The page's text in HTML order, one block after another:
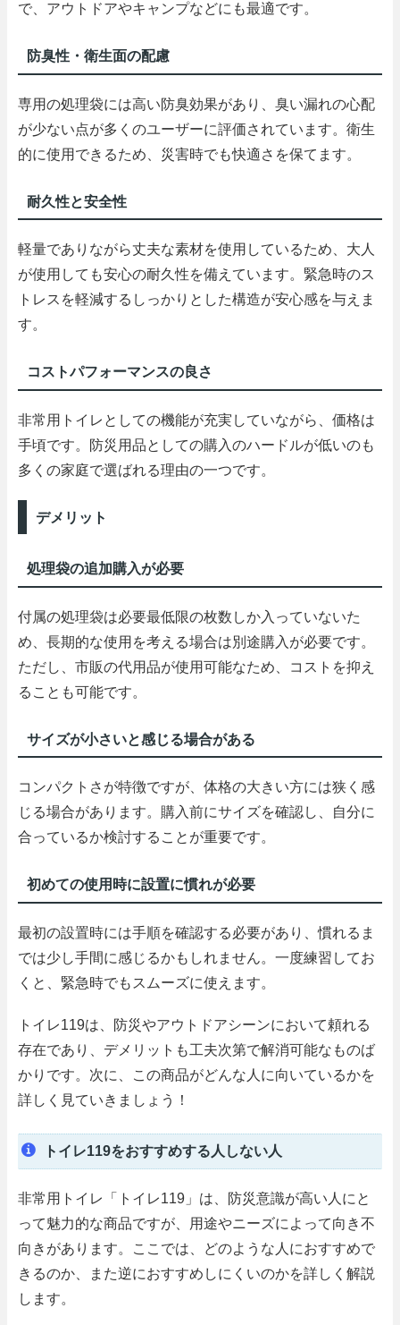
で、アウトドアやキャンプなどにも最適です。
防臭性・衛生面の配慮
専用の処理袋には高い防臭効果があり、臭い漏れの心配
が少ない点が多くのユーザーに評価されています。衛生
的に使用できるため、災害時でも快適さを保てます。
耐久性と安全性
軽量でありながら丈夫な素材を使用しているため、大人
が使用しても安心の耐久性を備えています。緊急時のス
トレスを軽減するしっかりとした構造が安心感を与えま
す。
コストパフォーマンスの良さ
非常用トイレとしての機能が充実していながら、価格は
手頃です。防災用品としての購入のハードルが低いのも
多くの家庭で選ばれる理由の一つです。
デメリット
処理袋の追加購入が必要
付属の処理袋は必要最低限の枚数しか入っていないた
め、長期的な使用を考える場合は別途購入が必要です。
ただし、市販の代用品が使用可能なため、コストを抑え
ることも可能です。
サイズが小さいと感じる場合がある
コンパクトさが特徴ですが、体格の大きい方には狭く感
じる場合があります。購入前にサイズを確認し、自分に
合っているか検討することが重要です。
初めての使用時に設置に慣れが必要
最初の設置時には手順を確認する必要があり、慣れるま
では少し手間に感じるかもしれません。一度練習してお
くと、緊急時でもスムーズに使えます。
トイレ119は、防災やアウトドアシーンにおいて頼れる
存在であり、デメリットも工夫次第で解消可能なものば
かりです。次に、この商品がどんな人に向いているかを
詳しく見ていきましょう！
トイレ119をおすすめする人しない人
非常用トイレ「トイレ119」は、防災意識が高い人にと
って魅力的な商品ですが、用途やニーズによって向き不
向きがあります。ここでは、どのような人におすすめで
きるのか、また逆におすすめしにくいのかを詳しく解説
します。